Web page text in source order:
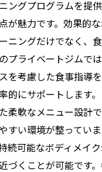
ングプログラムを提
が魅力です。効果的
ニングだけでなく、
プライベートジムで
を考慮した食事指導
的にサポートします
柔軟なメニュー設計
すい環境が整ってい
続可能なボディメイ
づくことが可能です